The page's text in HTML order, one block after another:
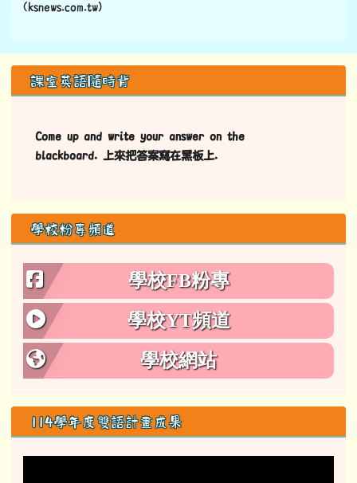
(ksnews.com.tw)
左邊區域內容
課室英語隨時背
Come up and write your answer on the
blackboard. 上來把答案寫在黑板上.
學校粉專頻道
學校FB粉專
學校YT頻道
學校網站
114學年度雙語計畫成果